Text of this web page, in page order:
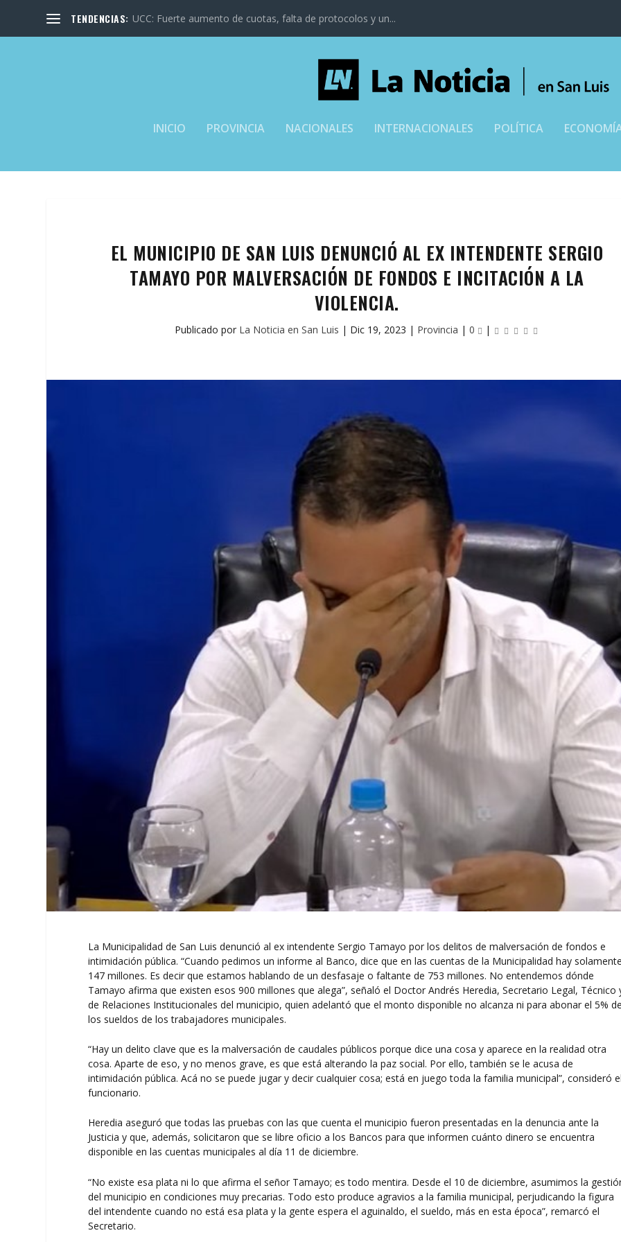
TENDENCIAS: UCC: Fuerte aumento de cuotas, falta de protocolos y un...
INICIO PROVINCIA NACIONALES INTERNACIONALES POLÍTICA
EL MUNICIPIO DE SAN LUIS DENUNCIÓ AL EX INTENDENTE SERGIO
TAMAYO POR MALVERSACIÓN DE FONDOS E INCITACIÓN A LA
VIOLENCIA.
Publicado por La Noticia en San Luis | Dic 19, 2023 | Provincia | 0 |
La Municipalidad de San Luis denunció al ex intendente Sergio Tamayo por los delitos de malversación de fondos e
intimidación pública. “Cuando pedimos un informe al Banco, dice que en las cuentas de la Municipalidad hay
147 millones. Es decir que estamos hablando de un desfasaje o faltante de 753 millones. No entendemos dónde
Tamayo afirma que existen esos 900 millones que alega”, señaló el Doctor Andrés Heredia, Secretario Legal, Técnico
de Relaciones Institucionales del municipio, quien adelantó que el monto disponible no alcanza ni para abonar el 5%
los sueldos de los trabajadores municipales.
“Hay un delito clave que es la malversación de caudales públicos porque dice una cosa y aparece en la realidad otra
cosa. Aparte de eso, y no menos grave, es que está alterando la paz social. Por ello, también se le acusa de
intimidación pública. Acá no se puede jugar y decir cualquier cosa; está en juego toda la familia municipal”, consideró
funcionario.
Heredia aseguró que todas las pruebas con las que cuenta el municipio fueron presentadas en la denuncia ante la
Justicia y que, además, solicitaron que se libre oficio a los Bancos para que informen cuánto dinero se encuentra
disponible en las cuentas municipales al día 11 de diciembre.
“No existe esa plata ni lo que afirma el señor Tamayo; es todo mentira. Desde el 10 de diciembre, asumimos la
del municipio en condiciones muy precarias. Todo esto produce agravios a la familia municipal, perjudicando la figura
del intendente cuando no está esa plata y la gente espera el aguinaldo, el sueldo, más en esta época”, remarcó el
Secretario.